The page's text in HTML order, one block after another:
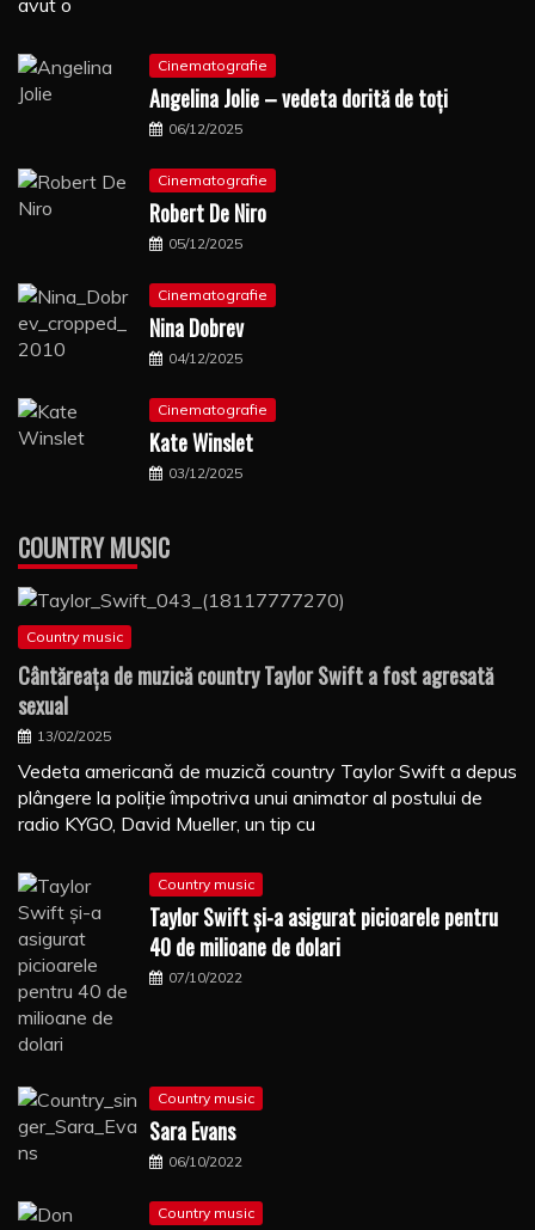
Cinematografie
Angelina Jolie – vedeta dorită de toți
06/12/2025
Cinematografie
Robert De Niro
05/12/2025
Cinematografie
Nina Dobrev
04/12/2025
Cinematografie
Kate Winslet
03/12/2025
COUNTRY MUSIC
Country music
Cântăreaţa de muzică country Taylor Swift a fost agresată
sexual
13/02/2025
Vedeta americană de muzică country Taylor Swift a depus
plângere la poliţie împotriva unui animator al postului de
radio KYGO, David Mueller, un tip cu
Country music
Taylor Swift şi-a asigurat picioarele pentru
40 de milioane de dolari
07/10/2022
Country music
Sara Evans
06/10/2022
Country music